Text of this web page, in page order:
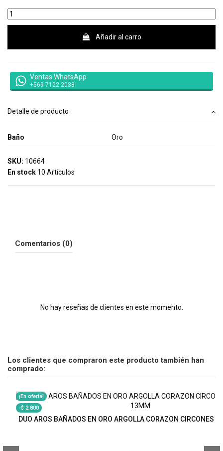
Añadir al carro
Ventas WhatsApp
+569 7122 2038
Detalle de producto
Baño Oro
SKU: 10664
En stock 10 Artículos
Comentarios (0)
No hay reseñas de clientes en este momento.
Los clientes que compraron este producto también han
comprado:
¡En oferta!
-$ 2.800
DUO AROS BAÑADOS EN ORO ARGOLLA CORAZON CIRCONES